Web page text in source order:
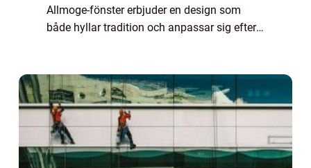
Allmoge-fönster erbjuder en design som
både hyllar tradition och anpassar sig efter